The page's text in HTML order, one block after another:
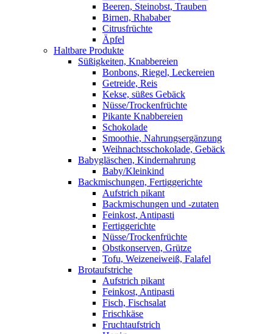
Beeren, Steinobst, Trauben
Birnen, Rhababer
Citrusfrüchte
Äpfel
Haltbare Produkte
Süßigkeiten, Knabbereien
Bonbons, Riegel, Leckereien
Getreide, Reis
Kekse, süßes Gebäck
Nüsse/Trockenfrüchte
Pikante Knabbereien
Schokolade
Smoothie, Nahrungsergänzung
Weihnachtsschokolade, Gebäck
Babygläschen, Kindernahrung
Baby/Kleinkind
Backmischungen, Fertiggerichte
Aufstrich pikant
Backmischungen und -zutaten
Feinkost, Antipasti
Fertiggerichte
Nüsse/Trockenfrüchte
Obstkonserven, Grütze
Tofu, Weizeneiweiß, Falafel
Brotaufstriche
Aufstrich pikant
Feinkost, Antipasti
Fisch, Fischsalat
Frischkäse
Fruchtaufstrich